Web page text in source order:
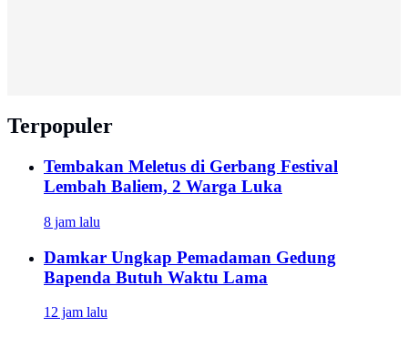
Terpopuler
Tembakan Meletus di Gerbang Festival
Lembah Baliem, 2 Warga Luka
8 jam lalu
Damkar Ungkap Pemadaman Gedung
Bapenda Butuh Waktu Lama
12 jam lalu